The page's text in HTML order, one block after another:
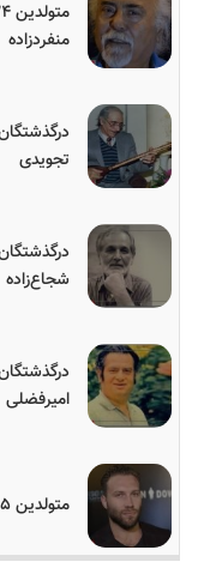
منفردزاده
تجویدی
شجاع‌زاده
امیرفضلی
متولدین ۱۵ مارس سینما ، تئاتر و موسیقی؛ جای کورتنی